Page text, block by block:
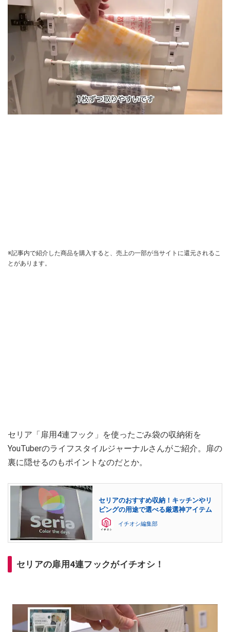
ださい！
※記事内で紹介した商品を購入すると、売上の一部が当サイトに還元されるこ
とがあります。
セリア「扉用4連フック」を使ったごみ袋の収納術を
YouTuberのライフスタイルジャーナルさんがご紹介。扉の
裏に隠せるのもポイントなのだとか。
セリアのおすすめ収納！キッチンやリ
ビングの用途で選べる厳選神アイテム
イチオシ編集部
セリアの扉用4連フックがイチオシ！